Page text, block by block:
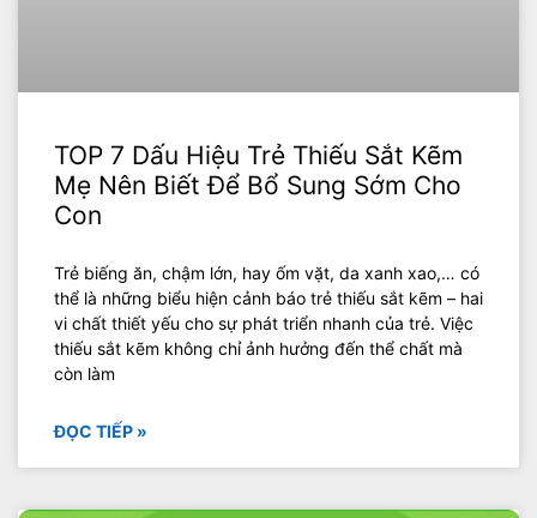
TOP 7 Dấu Hiệu Trẻ Thiếu Sắt Kẽm
Mẹ Nên Biết Để Bổ Sung Sớm Cho
Con
Trẻ biếng ăn, chậm lớn, hay ốm vặt, da xanh xao,… có
thể là những biểu hiện cảnh báo trẻ thiếu sắt kẽm – hai
vi chất thiết yếu cho sự phát triển nhanh của trẻ. Việc
thiếu sắt kẽm không chỉ ảnh hưởng đến thể chất mà
còn làm
ĐỌC TIẾP »